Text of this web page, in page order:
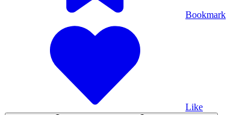
Bookmark
Like